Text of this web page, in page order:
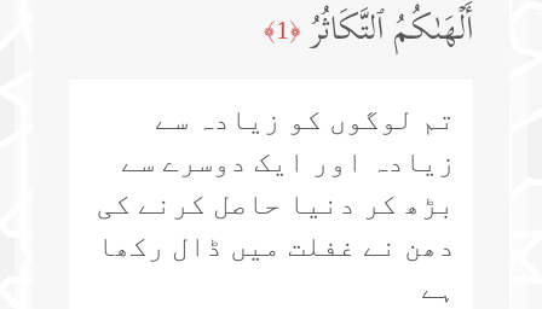
أَلۡهَىٰكُمُ ٱلتَّكَاثُرُ ﴿1﴾
تم لوگوں کو زیادہ سے
زیادہ اور ایک دوسرے سے
بڑھ کر دنیا حاصل کرنے کی
دھن نے غفلت میں ڈال رکھا
ہے